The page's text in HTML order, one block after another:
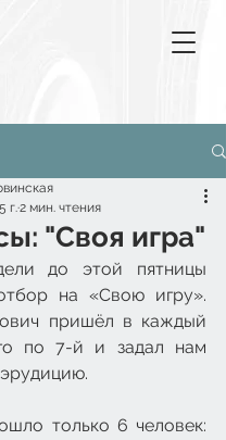
"Своя игра"
г.2 мин. чтения
до этой пятницы
на «Свою игру».
пришёл в каждый
по 7-й и задал нам
только 6 человек: